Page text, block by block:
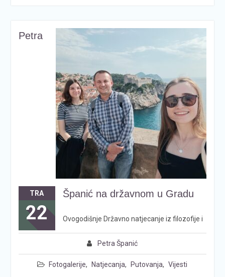
TRA
22
Petra
Španić na državnom u Gradu
Petra Španić
Fotogalerije, Natjecanja, Putovanja, Vijesti
Ovogodišnje Državno natjecanje iz filozofije i